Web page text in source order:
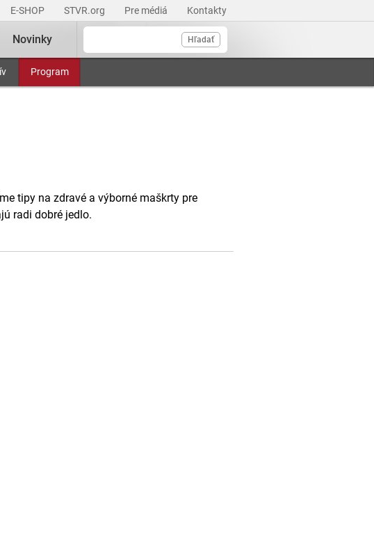
E-SHOP STVR.org Pre médiá Kontakty
Hľadať
Program
Novinky
tipy na zdravé a výborné maškrty pre
radi dobré jedlo.